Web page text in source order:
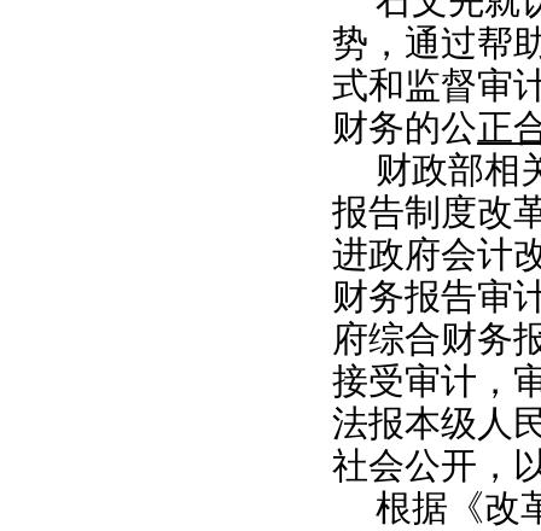
势，通过帮
式和监督审
财务的公正
财政部相
报告制度改
进政府会计
财务报告审
府综合财务
接受审计，
法报本级人
社会公开，
根据《改